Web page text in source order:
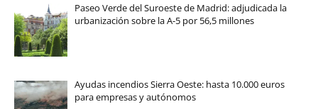
Paseo Verde del Suroeste de Madrid: adjudicada la
urbanización sobre la A-5 por 56,5 millones
Ayudas incendios Sierra Oeste: hasta 10.000 euros
para empresas y autónomos